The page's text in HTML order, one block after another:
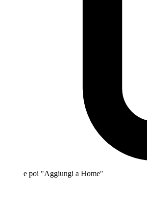
e poi "Aggiungi a Home"